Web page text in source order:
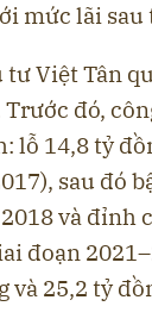
mức lãi sau
Việt Tân
đó,
lỗ 14,8 tỷ
sau đó
và đỉnh
đoạn
và 25,2 tỷ